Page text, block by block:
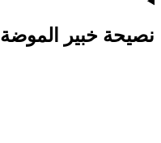
نصيحة خبير الموضة